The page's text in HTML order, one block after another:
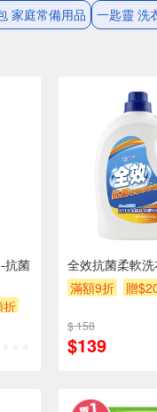
家庭常備用品
一匙靈 洗
抗菌
折
全效抗菌柔軟
滿額9折
贈
$ 158
$139